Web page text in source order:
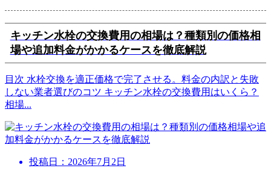
キッチン水栓の交換費用の相場は？種類別の価格相
場や追加料金がかかるケースを徹底解説
目次 水栓交換を適正価格で完了させる。料金の内訳と失敗
しない業者選びのコツ キッチン水栓の交換費用はいくら？
相場...
投稿日： 2026年7月2日